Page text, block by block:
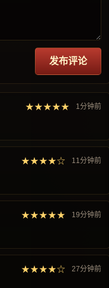
发布评论
★★★★★ 1分钟前
★★★★☆ 11分钟前
★★★★★ 19分钟前
★★★★☆ 27分钟前